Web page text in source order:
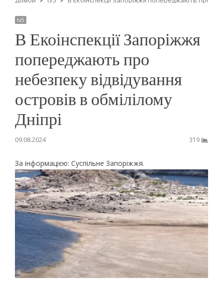
tv5
В Екоінспекції Запоріжжя
попереджають про
небезпеку відвідування
островів в обмілілому
Дніпрі
09.08.2024 319
За інформацією: Суспільне Запоріжжя.